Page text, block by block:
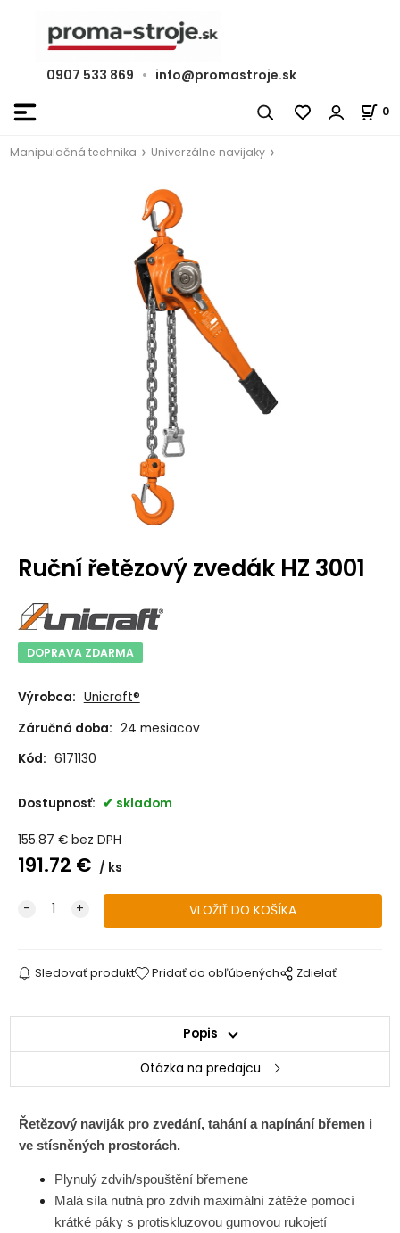
0907 533 869 • info@promastroje.sk
0
Manipulačná technika Univerzálne navijaky
Ruční řetězový zvedák HZ 3001
DOPRAVA ZDARMA
Výrobca: Unicraft®
Záručná doba: 24 mesiacov
Kód: 6171130
Dostupnosť: skladom
155.87 € bez DPH
191.72 € ks
Sledovať produkt Pridať do obľúbených Zdielať
Popis
Otázka na predajcu
Řetězový naviják pro zvedání, tahání a napínání břemen i
ve stísněných prostorách.
Plynulý zdvih/spouštění břemene
Malá síla nutná pro zdvih maximální zátěže pomocí
krátké páky s protiskluzovou gumovou rukojetí